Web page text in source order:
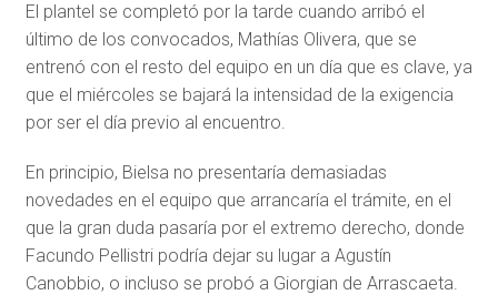
El plantel se completó por la tarde cuando arribó el
último de los convocados, Mathías Olivera, que se
entrenó con el resto del equipo en un día que es clave, ya
que el miércoles se bajará la intensidad de la exigencia
por ser el día previo al encuentro.
En principio, Bielsa no presentaría demasiadas
novedades en el equipo que arrancaría el trámite, en el
que la gran duda pasaría por el extremo derecho, donde
Facundo Pellistri podría dejar su lugar a Agustín
Canobbio, o incluso se probó a Giorgian de Arrascaeta.